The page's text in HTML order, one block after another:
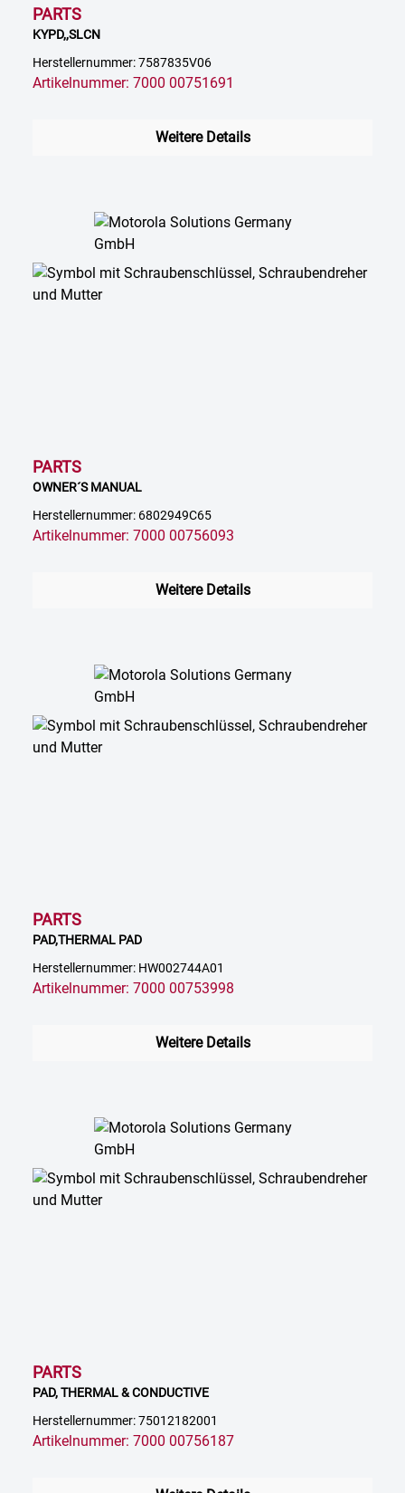
PARTS
KYPD,,SLCN
Herstellernummer: 7587835V06
Artikelnummer: 7000 00751691
Weitere Details
PARTS
OWNER´S MANUAL
Herstellernummer: 6802949C65
Artikelnummer: 7000 00756093
Weitere Details
PARTS
PAD,THERMAL PAD
Herstellernummer: HW002744A01
Artikelnummer: 7000 00753998
Weitere Details
PARTS
PAD, THERMAL & CONDUCTIVE
Herstellernummer: 75012182001
Artikelnummer: 7000 00756187